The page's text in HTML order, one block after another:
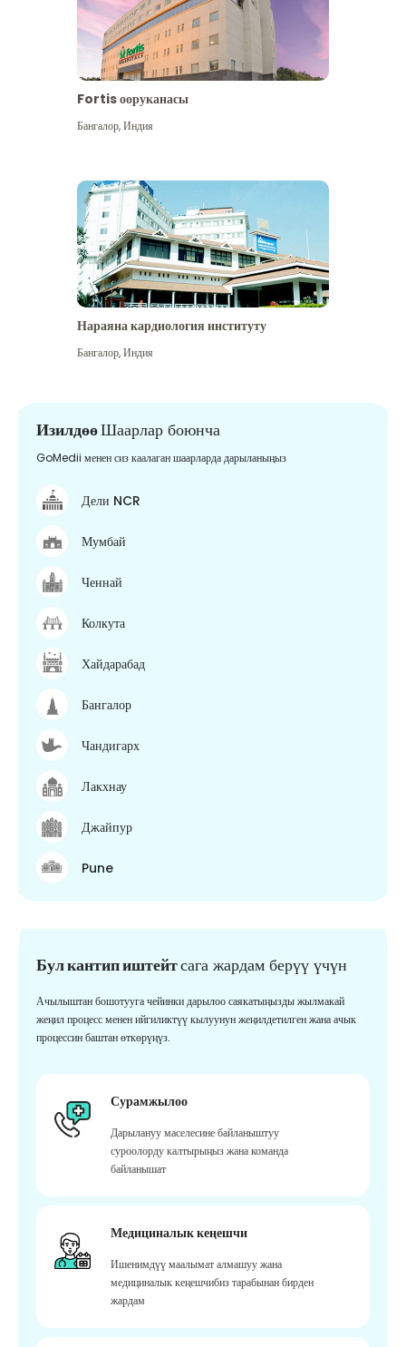
Fortis ооруканасы
Бангалор,Индия
Нараяна кардиология институту
Бангалор,Индия
ИзилдөөШаарлар боюнча
GoMedii менен сиз каалаган шаарларда дарыланыңыз
Дели NCR
Мумбай
Ченнай
Колкута
Хайдарабад
Бангалор
Чандигарх
Лакхнау
Джайпур
Pune
Бул кантип иштейтсага жардам берүү үчүн
Ачылыштан бошотууга чейинки дарылоо саякатыңызды жылмакай
жеңил процесс менен ийгиликтүү кылуунун жеңилдетилген жана ачык
процессин баштан өткөрүңүз.
Сурамжылоо
Дарылануу маселесине байланыштуу
суроолорду калтырыңыз жана команда
байланышат
Медициналык кеңешчи
Ишенимдүү маалымат алмашуу жана
медициналык кеңешчибиз тарабынан бирден
жардам